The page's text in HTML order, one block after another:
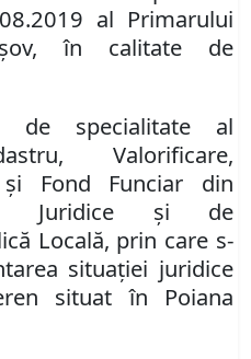
al Primarului
în calitate de
de specialitate al
Valorificare,
Fond Funciar din
Juridice şi de
Locală, prin care s-
situației juridice
situat în Poiana